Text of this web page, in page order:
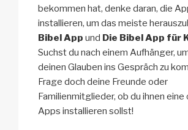
bekommen hat, denke daran, die
installieren, um das meiste
Bibel App und Die Bibel App für
Suchst du nach einem Aufhänger,
deinen Glauben ins Gespräch zu
Frage doch deine Freunde oder
Familienmitglieder, ob du ihnen eine
Apps installieren sollst!